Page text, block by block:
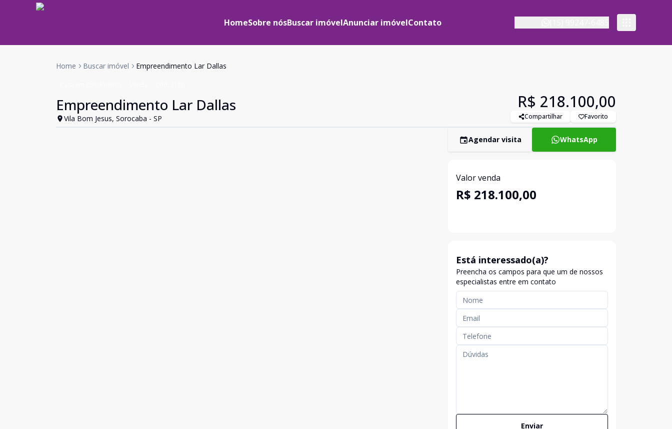
HomeSobre nósBuscar imóvelAnunciar imóvelContato
Home Buscar imóvel Empreendimento Lar Dallas
Empreendimento Lar Dallas
Vila Bom Jesus, Sorocaba - SP
R$ 218.100,00
Compartilhar Favorito
Agendar visita WhatsApp
Valor venda
R$ 218.100,00
Está interessado(a)?
Preencha os campos para que um de nossos
especialistas entre em contato
Enviar